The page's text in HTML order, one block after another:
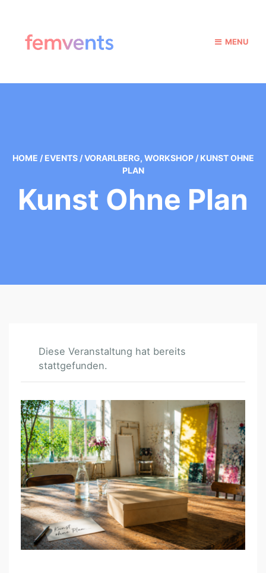
MENU
HOME / EVENTS / VORARLBERG, WORKSHOP / KUNST OHNE
PLAN
Kunst Ohne Plan
Diese Veranstaltung hat bereits
stattgefunden.
K
U
N
S
T
O
H
N
E